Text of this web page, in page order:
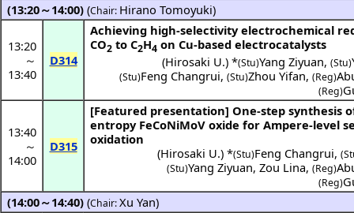
(13:20～14:00) (Chair: Hirano Tomoyuki)
13:20
～
13:40
D314
Achieving high-selectivity electrochemical
CO2 to C2H4 on Cu-based electrocatalysts
(Hirosaki U.) *(Stu)Yang Ziyuan, (Stu)
(Stu)Feng Changrui, (Stu)Zhou Yifan, (Reg)
(Reg)
13:40
～
14:00
D315
[Featured presentation] One-step synthesis
entropy FeCoNiMoV oxide for Ampere-level
oxidation
(Hirosaki U.) *(Stu)Feng Changrui,
(Stu)Yang Ziyuan, Zou Lina, (Reg)
(Reg)
(14:00～14:40) (Chair:Xu Yan)